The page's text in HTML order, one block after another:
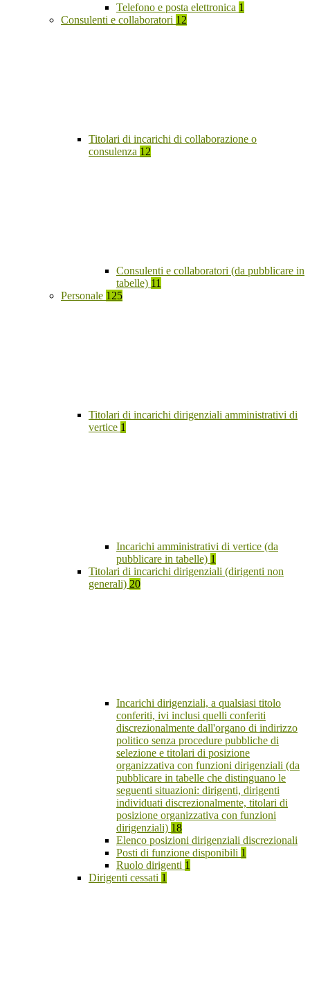
Telefono e posta elettronica 1
Consulenti e collaboratori 12
Titolari di incarichi di collaborazione o
consulenza 12
Consulenti e collaboratori (da pubblicare in
tabelle) 11
Personale 125
Titolari di incarichi dirigenziali amministrativi di
vertice 1
Incarichi amministrativi di vertice (da
pubblicare in tabelle) 1
Titolari di incarichi dirigenziali (dirigenti non
generali) 20
Incarichi dirigenziali, a qualsiasi titolo
conferiti, ivi inclusi quelli conferiti
discrezionalmente dall'organo di indirizzo
politico senza procedure pubbliche di
selezione e titolari di posizione
organizzativa con funzioni dirigenziali (da
pubblicare in tabelle che distinguano le
seguenti situazioni: dirigenti, dirigenti
individuati discrezionalmente, titolari di
posizione organizzativa con funzioni
dirigenziali) 18
Elenco posizioni dirigenziali discrezionali
Posti di funzione disponibili 1
Ruolo dirigenti 1
Dirigenti cessati 1